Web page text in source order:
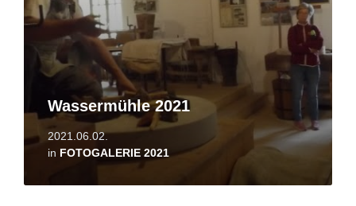
Wassermühle 2021
2021.06.02.
in FOTOGALERIE 2021